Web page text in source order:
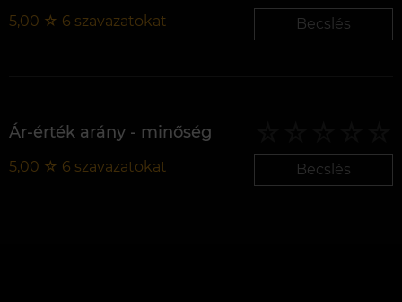
5,00 ☆ 6 szavazatokat Becslés
Ár-érték arány - minőség
5,00 ☆ 6 szavazatokat Becslés